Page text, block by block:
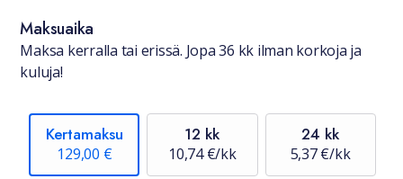
Maksuaika
Maksa kerralla tai erissä. Jopa 36 kk ilman korkoja ja
kuluja!
Kertamaksu
129,00 €
12 kk
10,74 €/kk
24 kk
5,37 €/kk